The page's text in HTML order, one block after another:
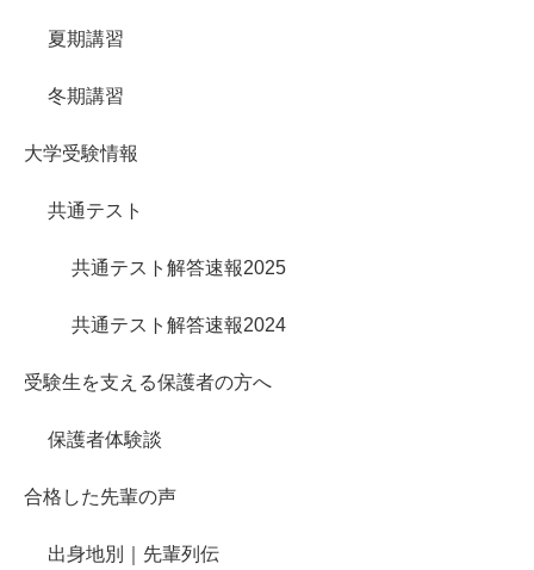
夏期講習
冬期講習
大学受験情報
共通テスト
共通テスト解答速報2025
共通テスト解答速報2024
受験生を支える保護者の方へ
保護者体験談
合格した先輩の声
出身地別｜先輩列伝